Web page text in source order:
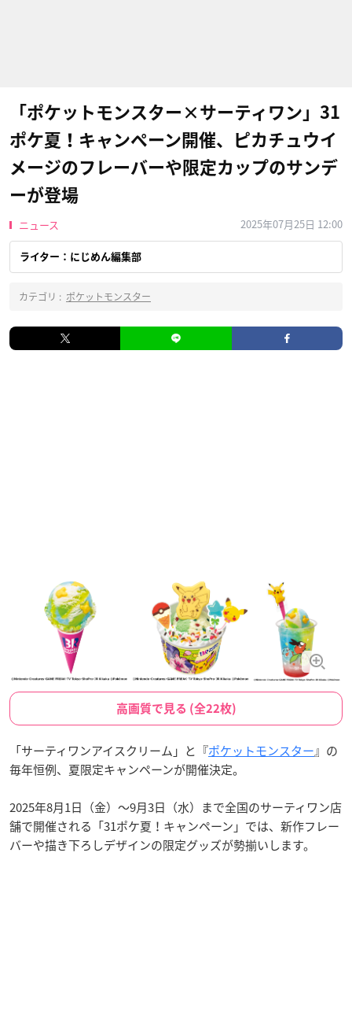
「ポケットモンスター×サーティワン」31
ポケ夏！キャンペーン開催、ピカチュウイ
メージのフレーバーや限定カップのサンデ
ーが登場
ニュース 2025年07月25日 12:00
ライター：にじめん編集部
カテゴリ : ポケットモンスター
高画質で見る (全22枚)
「サーティワンアイスクリーム」と『ポケットモンスター』の
毎年恒例、夏限定キャンペーンが開催決定。
2025年8月1日（金）〜9月3日（水）まで全国のサーティワン店
舗で開催される「31ポケ夏！キャンペーン」では、新作フレー
バーや描き下ろしデザインの限定グッズが勢揃いします。